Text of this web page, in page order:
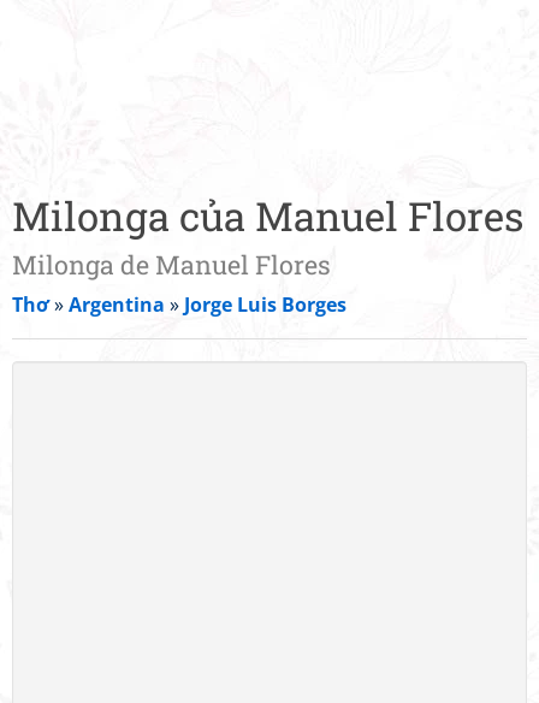
Milonga của Manuel Flores
Milonga de Manuel Flores
Thơ»Argentina » Jorge Luis Borges